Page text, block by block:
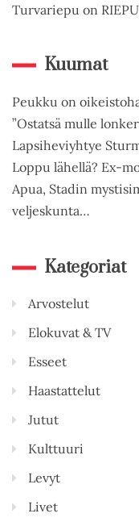
Turvariepu on
Kuumat
Peukku on
”Ostatsä mulle
Lapsiheviyhtye
Loppu lähellä? Ex-
Apua, Stadin
veljeskunta…
Kategoriat
Arvostelut
Elokuvat & TV
Esseet
Haastattelut
Jutut
Kulttuuri
Levyt
Livet